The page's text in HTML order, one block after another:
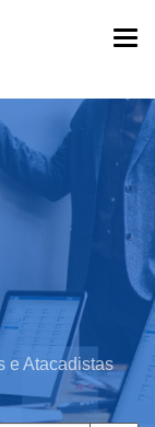
e Atacadistas